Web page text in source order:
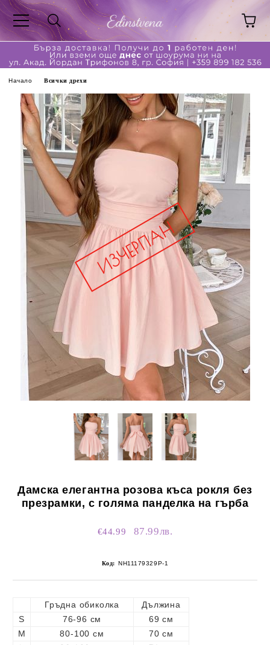
Начало Всички дрехи
Дамска елегантна розова къса рокля без
презрамки, с голяма панделка на гърба
€44.99 87.99лв.
Код: NH11179329P-1
Гръдна обиколка
Дължина
S
76-96 см
69 см
M
80-100 см
70 см